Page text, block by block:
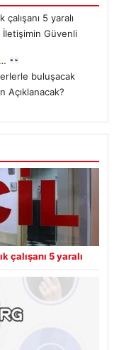
5 yaralı
Güvenli
buluşacak
Açıklanacak?
çalışanı 5 yaralı